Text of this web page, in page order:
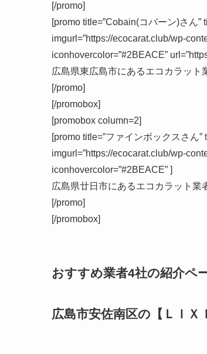
[/promo]
[promo title=”Cobain(コバーン)さん”
imgurl=”https://ecocarat.club/wp-
iconhovercolor=”#2BEACE”
広島県東広島市にあるエコカラット
[/promo]
[/promobox]
[promobox column=2]
[promo title=”ファインボックスさん”
imgurl=”https://ecocarat.club/wp-
iconhovercolor=”#2BEACE” ]
広島県廿日市にあるエコカラット業
[/promo]
[/promobox]
おすすめ業者4社の紹介ペ
広島市安佐南区の【ＬＩ